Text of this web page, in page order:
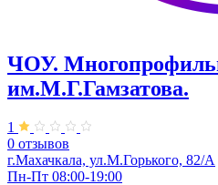
ЧОУ.
им.М.Г.Гамзатова.
1
0 отзывов
г.Махачкала, ул.М.Горького, 82/А
Пн-Пт 08:00-19:00